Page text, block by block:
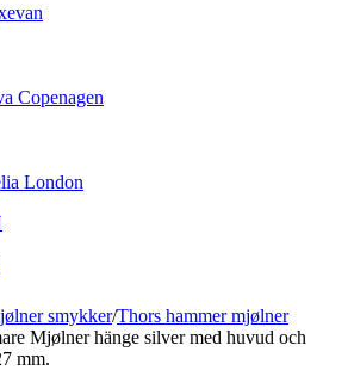
Copenagen
London
smykker/Thors hammer mjølner
Mjølner hänge silver med huvud och
mm.